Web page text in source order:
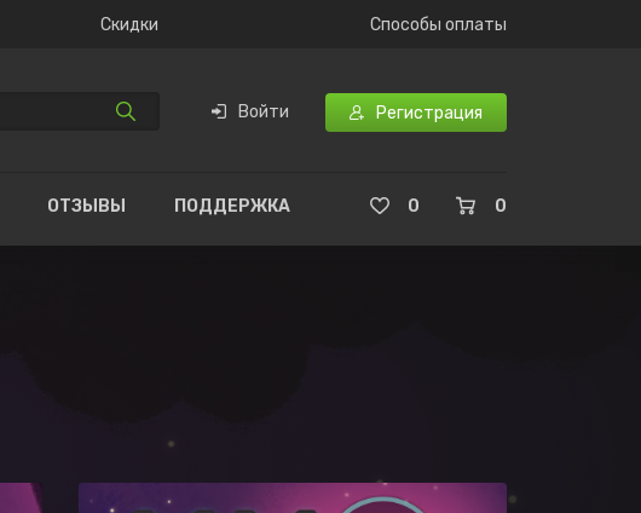
Скидки Способы оплаты
Войти Регистрация
ОТЗЫВЫ ПОДДЕРЖКА 0
0